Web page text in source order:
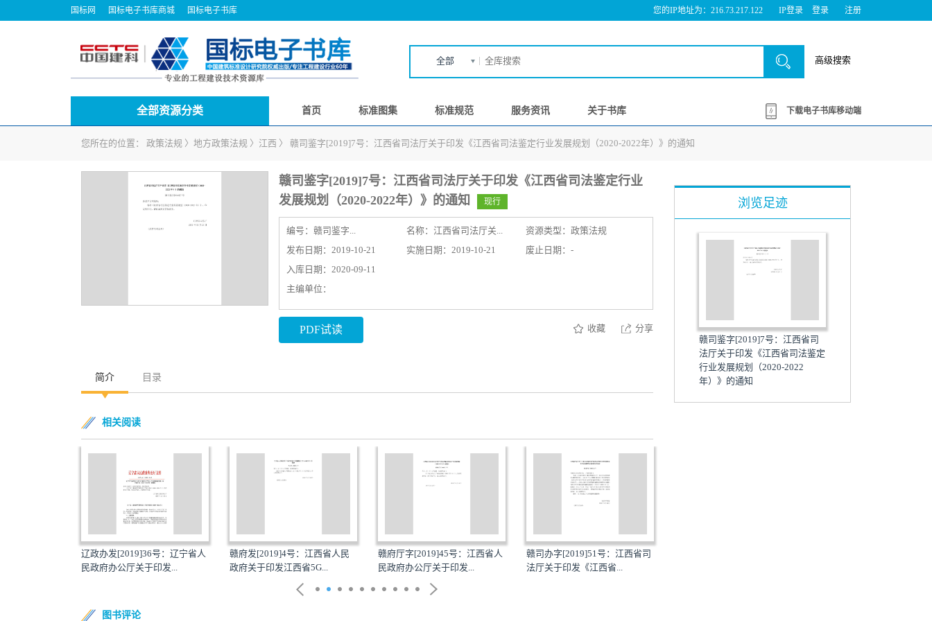
国标网 国标电子书库商城 国标电子书库 您的IP地址为：216.73.217.122 IP登录 登录 注册
全部 高级搜索
全部资源分类 首页 标准图集 标准规范 服务资讯 关于书库 下载电子书库移动端
您所在的位置： 政策法规 〉 地方政策法规 〉 江西 〉 赣司鉴字[2019]7号：江西省司法厅关于印发《江西省司法鉴定行业发展规划（2020-2022年）》的通知
赣司鉴字[2019]7号：江西省司法厅关于印发《江西省司法鉴定行业
发展规划（2020-2022年）》的通知
现行
编号： 赣司鉴字... 名称： 江西省司法厅关...
资源类型：政策法规
发布日期：2019-10-21
实施日期：2019-10-21
废止日期：-
入库日期：2020-09-11
主编单位：
PDF试读 收藏 分享
简介 目录
相关阅读
发[2019]36号：辽宁省人
赣府发[2019]4号：江西省人民
政府关于印发江西省5G...
赣府厅字[2019]45号：江西省人
民政府办公厅关于印发...
赣司办字[2019]51号：江西省司
法厅关于印发《江西省...
赣司发[2019]13号：江西省司法
厅关于公布省级行政规...
图书评论
浏览足迹
赣司鉴字[2019]7号：江西省司
法厅关于印发《江西省司法鉴定
行业发展规划（2020-2022
年）》的通知